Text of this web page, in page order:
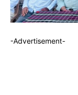
-Advertisement-